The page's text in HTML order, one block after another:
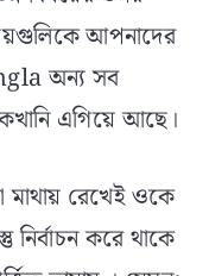
আপনাদের
অন্য সব
এগিয়ে আছে।
মাথায় রেখেই ওকে
করে থাকে